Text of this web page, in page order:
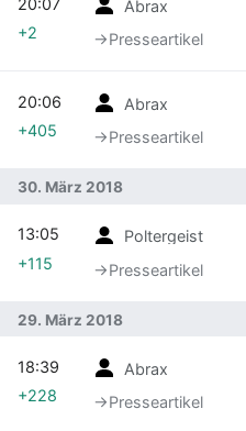
Abrax
→‎Presseartikel
+2
Abrax
→‎Presseartikel
20:06
+405
30. März 2018
Poltergeist
→‎Presseartikel
13:05
+115
29. März 2018
Abrax
→‎Presseartikel
18:39
+228